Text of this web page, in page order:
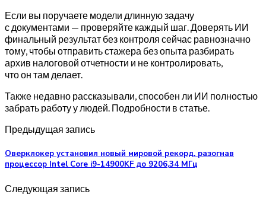
Если вы поручаете модели длинную задачу
с документами — проверяйте каждый шаг. Доверять ИИ
финальный результат без контроля сейчас равнозначно
тому, чтобы отправить стажера без опыта разбирать
архив налоговой отчетности и не контролировать,
что он там делает.
Также недавно рассказывали, способен ли ИИ полностью
забрать работу у людей. Подробности в статье.
Предыдущая запись
Оверклокер установил новый мировой рекорд, разогнав
процессор Intel Core i9-14900KF до 9206,34 МГц
Следующая запись